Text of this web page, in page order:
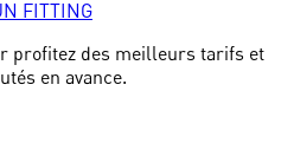
FITTING
profitez des meilleurs tarifs et
en avance.